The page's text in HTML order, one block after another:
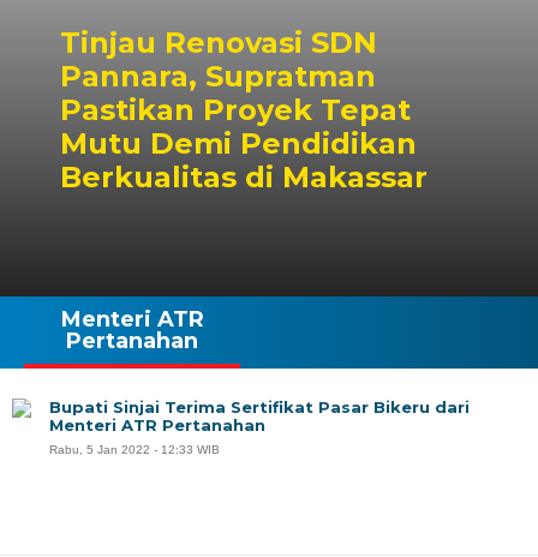
Tinjau Renovasi SDN
Pannara, Supratman
Pastikan Proyek Tepat
Mutu Demi Pendidikan
Berkualitas di Makassar
Menteri ATR
Pertanahan
Bupati Sinjai Terima Sertifikat Pasar Bikeru dari
Menteri ATR Pertanahan
Rabu, 5 Jan 2022 - 12:33 WIB